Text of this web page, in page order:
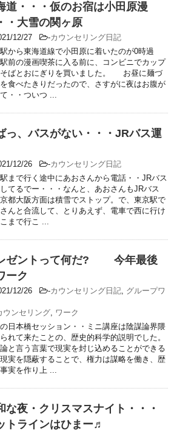
道・・・仮のお宿は小田原漫
・大雪の関ヶ原
12/27 -カウンセリング日記
から東海道線で小田原に着いたのが0時過
前の漫画喫茶に入る前に、コンビニでカップ
ばとおにぎりを買いました。 お昼に麺づ
を食べたきりだったので、さすがに夜はお腹が
・・ついつ ...
っ、バスがない・・・JRバス運
12/26 -カウンセリング日記
まで行く途中にあおさんから電話・・JRバス
てるでー・・・なんと、あおさんもJRバス
都大阪方面は積雪でストップ。で、東京駅で
んと合流して、とりあえず、電車で西に行け
まで行こ ...
ゼントって何だ? 今年最後
ーク
12/26 -カウンセリング日記, グループワ
ウンセリング, ワーク
日本橋セッション・・ミニ講座は陰謀論界隈
れて来たことの、歴史的科学的説明でした。
と言う言葉で現実を封じ込めることができる
実を隠蔽することで、権力は謀略を働き、歴
実を作り上 ...
な夜・クリスマスナイト・・・
トラインはひまー♬